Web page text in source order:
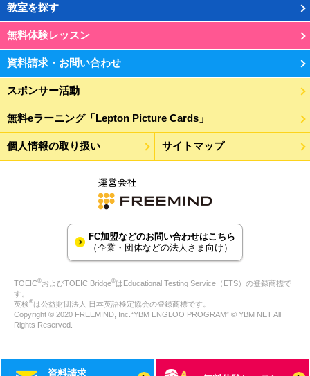
教室を探す
無料体験レッスン
資料請求・お問い合わせ
スポンサー活動
無料eラーニング「Lepton Picture Cards」
個人情報の取り扱い サイトマップ
FC加盟などのお問い合わせはこちら
（企業・団体などの法人さま向け）
TOEIC®およびTOEIC Bridge®はEducational Testing Service（ETS）の登録商標で
す。
英検®は公益財団法人 日本英語検定協会の登録商標です。
Copyright © 2020 FREEMIND, Inc.“YBM ENGLOO PROGRAM” © YBM NET All
Rights Reserved.
資料請求